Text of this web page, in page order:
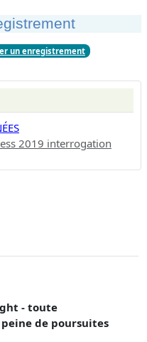
un enregistrement
2019 interrogation
- toute
de poursuites